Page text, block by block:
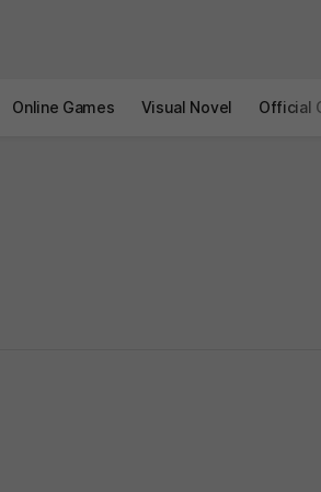
Online Games Visual Novel Official